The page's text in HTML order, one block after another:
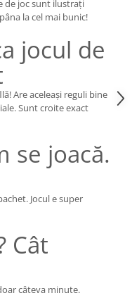
de joc sunt ilustrați
la cel mai bunic!
jocul de
Are aceleași reguli bine
Sunt croite exact
se joacă.
Jocul e super
Cât
câteva minute.